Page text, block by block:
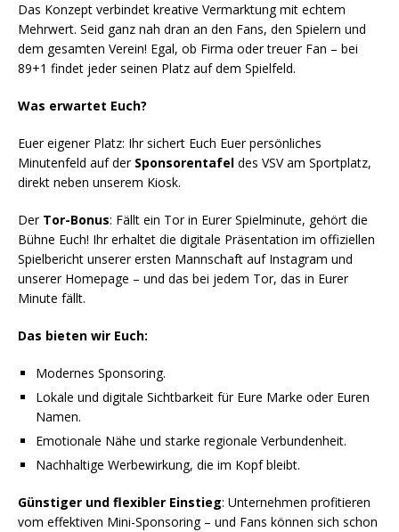
Das Konzept verbindet kreative Vermarktung mit echtem
Mehrwert. Seid ganz nah dran an den Fans, den Spielern und
dem gesamten Verein! Egal, ob Firma oder treuer Fan – bei
89+1 findet jeder seinen Platz auf dem Spielfeld.
Was erwartet Euch?
Euer eigener Platz: Ihr sichert Euch Euer persönliches
Minutenfeld auf der Sponsorentafel des VSV am Sportplatz,
direkt neben unserem Kiosk.
Der Tor-Bonus: Fällt ein Tor in Eurer Spielminute, gehört die
Bühne Euch! Ihr erhaltet die digitale Präsentation im offiziellen
Spielbericht unserer ersten Mannschaft auf Instagram und
unserer Homepage – und das bei jedem Tor, das in Eurer
Minute fällt.
Das bieten wir Euch:
Modernes Sponsoring.
Lokale und digitale Sichtbarkeit für Eure Marke oder Euren
Namen.
Emotionale Nähe und starke regionale Verbundenheit.
Nachhaltige Werbewirkung, die im Kopf bleibt.
Günstiger und flexibler Einstieg: Unternehmen profitieren
vom effektiven Mini-Sponsoring – und Fans können sich schon